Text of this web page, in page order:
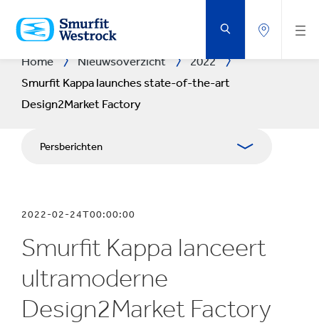
NAAR
DE
BELANGRIJKSTE
Home Nieuwsoverzicht
2022
Smurfit Kappa launches state-of-the-art
Design2Market Factory
Persberichten
Mediabetrekkingen
Blog
2022-02-24T00:00:00
Smurfit Kappa lanceert
ultramoderne
Design2Market Factory